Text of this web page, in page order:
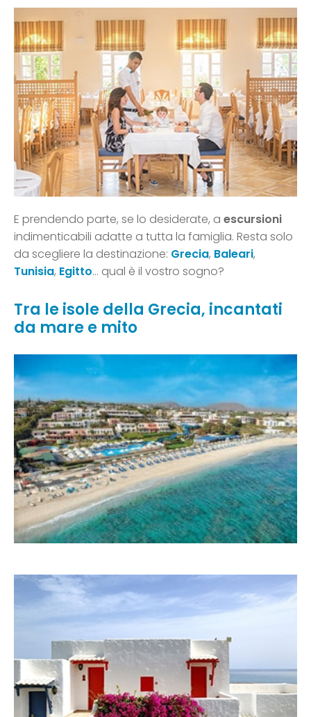
E prendendo parte, se lo desiderate, a escursioni
indimenticabili adatte a tutta la famiglia. Resta solo
da scegliere la destinazione: Grecia, Baleari,
Tunisia, Egitto… qual è il vostro sogno?
Tra le isole della Grecia, incantati
da mare e mito